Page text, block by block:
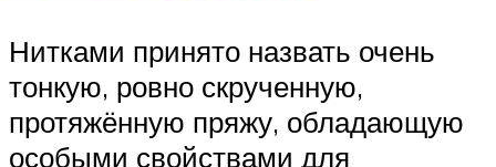
Нитками принято назвать очень
тонкую, ровно скрученную,
протяжённую пряжу, обладающую
особыми свойствами для